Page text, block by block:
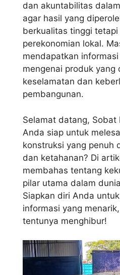
dan akuntabilitas
agar hasil yang
berkualitas tinggi
perekonomian lokal.
mendapatkan
mengenai produk yang
keselamatan dan
pembangunan.
Selamat datang, Sobat
Anda siap untuk
konstruksi yang penuh
dan ketahanan? Di
membahas tentang
pilar utama dalam
Siapkan diri Anda
informasi yang
tentunya menghibur!